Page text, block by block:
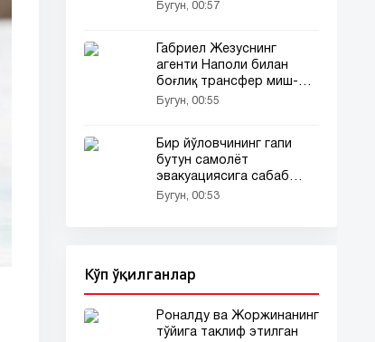
уринмоқда
Бугун, 00:57
Габриел Жезуснинг
агенти Наполи билан
боғлиқ трансфер миш-
мишларига ойдинлик
Бугун, 00:55
Бир йўловчининг гапи
бутун самолёт
эвакуациясига сабаб
бўлди
Бугун, 00:53
Кўп ўқилганлар
Роналду ва Жоржинанинг
тўйига таклиф этилган